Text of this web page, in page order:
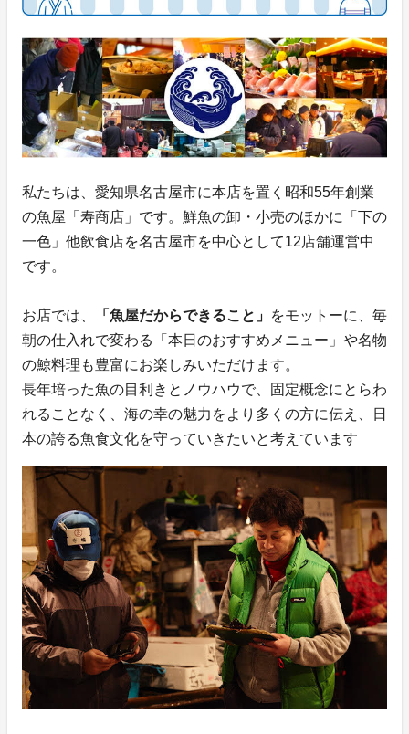
私たちは、愛知県名古屋市に本店を置く昭和55年創業
の魚屋「寿商店」です。鮮魚の卸・小売のほかに「下の
一色」他飲食店を名古屋市を中心として12店舗運営中
です。
お店では、 「魚屋だからできること」 をモットーに、毎
朝の仕入れで変わる「本日のおすすめメニュー」や名物
の鯨料理も豊富にお楽しみいただけます。
長年培った魚の目利きとノウハウで、固定概念にとらわ
れることなく、海の幸の魅力をより多くの方に伝え、日
本の誇る魚食文化を守っていきたいと考えています